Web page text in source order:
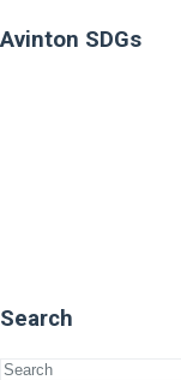
Avinton SDGs
Search